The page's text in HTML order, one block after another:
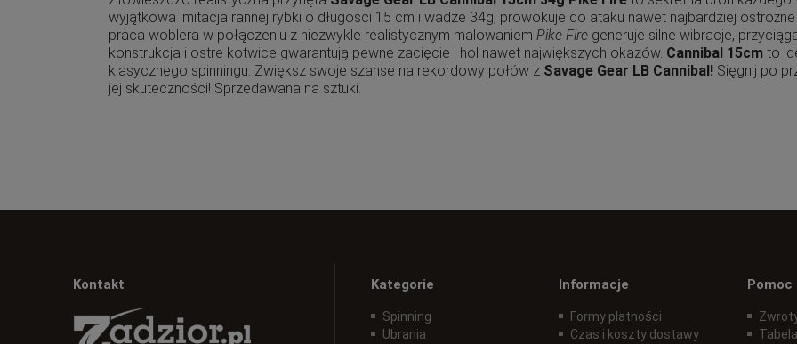
wyjątkowa imitacja rannej rybki o długości 15 cm i wadze 34g, prowokuje do ataku nawet najbardziej
praca woblera w połączeniu z niezwykle realistycznym malowaniem Pike Fire generuje silne wibracje,
konstrukcja i ostre kotwice gwarantują pewne zacięcie i hol nawet największych okazów. Cannibal 15cm to
klasycznego spinningu. Zwiększ swoje szanse na rekordowy połów z Savage Gear LB Cannibal! Sięgnij po
jej skuteczności! Sprzedawana na sztuki.
Kontakt Kategorie
Spinning
Ubrania
Informacje
Formy płatności
Czas i koszty dostawy
Pomoc